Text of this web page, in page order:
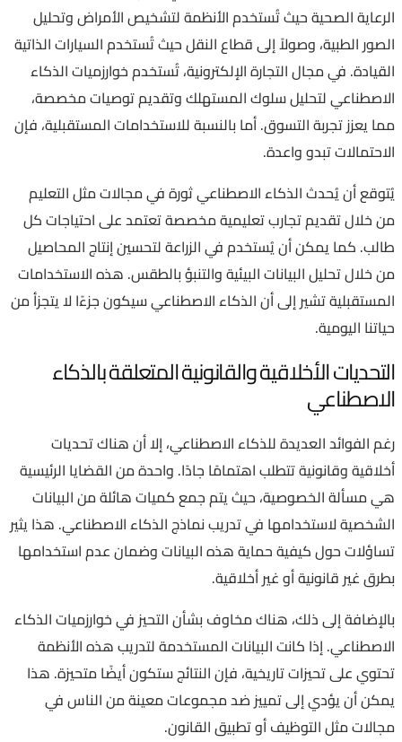
الرعاية الصحية حيث تُستخدم الأنظمة لتشخيص الأمراض وتحليل
الصور الطبية، وصولاً إلى قطاع النقل حيث تُستخدم السيارات الذاتية
القيادة. في مجال التجارة الإلكترونية، تُستخدم خوارزميات الذكاء
الاصطناعي لتحليل سلوك المستهلك وتقديم توصيات مخصصة،
مما يعزز تجربة التسوق. أما بالنسبة للاستخدامات المستقبلية، فإن
الاحتمالات تبدو واعدة.
يُتوقع أن يُحدث الذكاء الاصطناعي ثورة في مجالات مثل التعليم
من خلال تقديم تجارب تعليمية مخصصة تعتمد على احتياجات كل
طالب. كما يمكن أن يُستخدم في الزراعة لتحسين إنتاج المحاصيل
من خلال تحليل البيانات البيئية والتنبؤ بالطقس. هذه الاستخدامات
المستقبلية تشير إلى أن الذكاء الاصطناعي سيكون جزءًا لا يتجزأ من
حياتنا اليومية.
التحديات الأخلاقية والقانونية المتعلقة بالذكاء
الاصطناعي
رغم الفوائد العديدة للذكاء الاصطناعي، إلا أن هناك تحديات
أخلاقية وقانونية تتطلب اهتمامًا جادًا. واحدة من القضايا الرئيسية
هي مسألة الخصوصية، حيث يتم جمع كميات هائلة من البيانات
الشخصية لاستخدامها في تدريب نماذج الذكاء الاصطناعي. هذا يثير
تساؤلات حول كيفية حماية هذه البيانات وضمان عدم استخدامها
بطرق غير قانونية أو غير أخلاقية.
بالإضافة إلى ذلك، هناك مخاوف بشأن التحيز في خوارزميات الذكاء
الاصطناعي. إذا كانت البيانات المستخدمة لتدريب هذه الأنظمة
تحتوي على تحيزات تاريخية، فإن النتائج ستكون أيضًا متحيزة. هذا
يمكن أن يؤدي إلى تمييز ضد مجموعات معينة من الناس في
مجالات مثل التوظيف أو تطبيق القانون.